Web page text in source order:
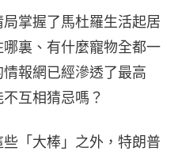
掌握了馬杜羅生活起居
裏、有什麼寵物全都一
報網已經滲透了最高
互相猜忌嗎？
「大棒」之外，特朗普